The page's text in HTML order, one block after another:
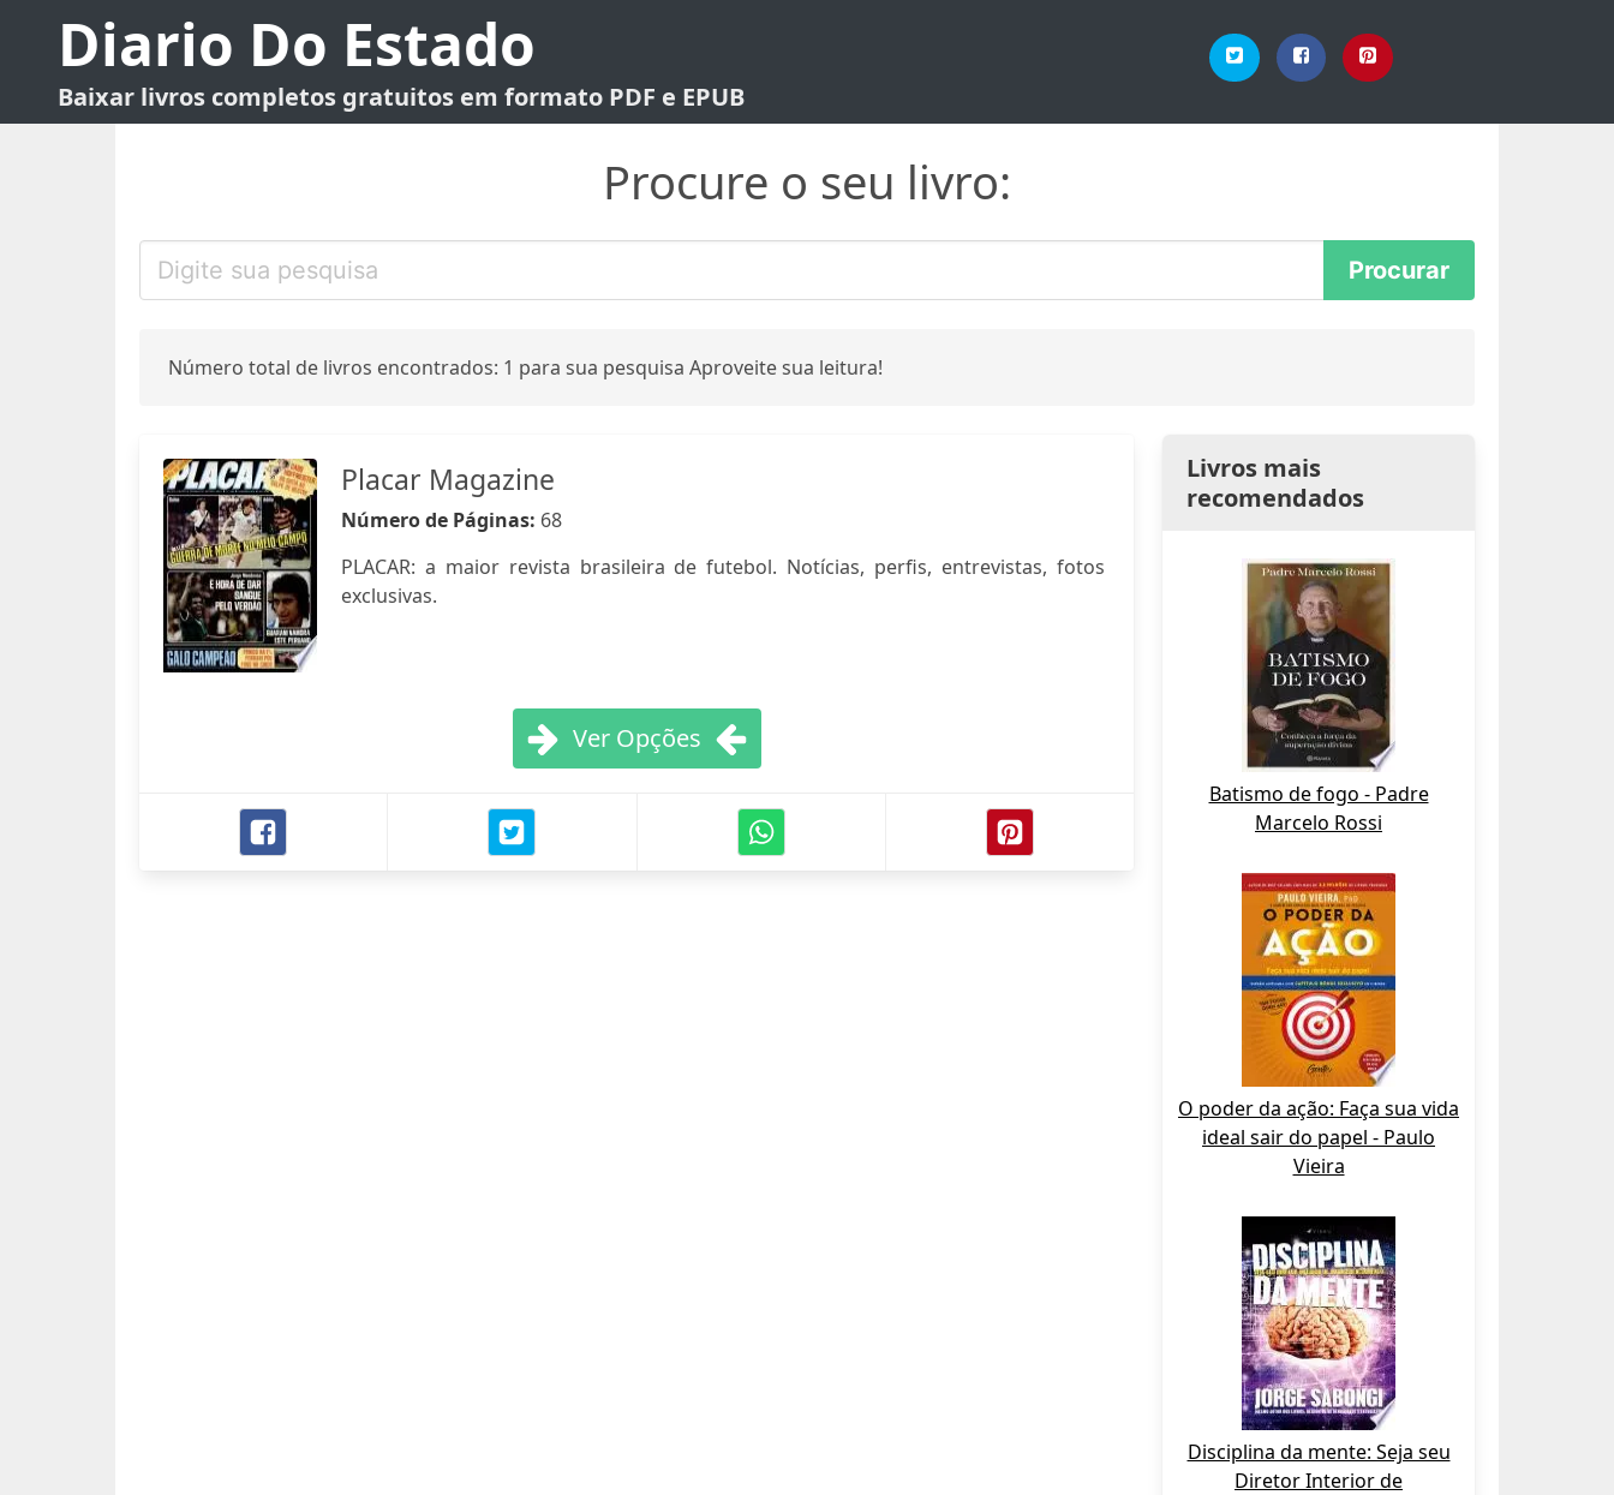
Diario Do Estado
Baixar livros completos gratuitos em formato PDF e EPUB
Procure o seu livro:
Número total de livros encontrados: 1 para sua pesquisa Aproveite sua leitura!
Placar Magazine
Número de Páginas: 68
PLACAR: a maior revista brasileira de futebol. Notícias, perfis, entrevistas, fotos
exclusivas.
Ver Opções
Livros mais
recomendados
Batismo de fogo - Padre
Marcelo Rossi
O poder da ação: Faça sua vida
ideal sair do papel - Paulo
Vieira
Disciplina da mente: Seja seu
Diretor Interior de